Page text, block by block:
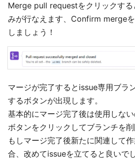
Merge pull requestをクリックする
みが行なえます、Confirm merge
しましょう！
マージが完了するとissue専用ブラ
するボタンが出現します。
基本的にマージ完了後は使用しな
ボタンをクリックしてブランチを削
もしマージ完了後新たに関連して
合、改めてissueを立てると良いでし